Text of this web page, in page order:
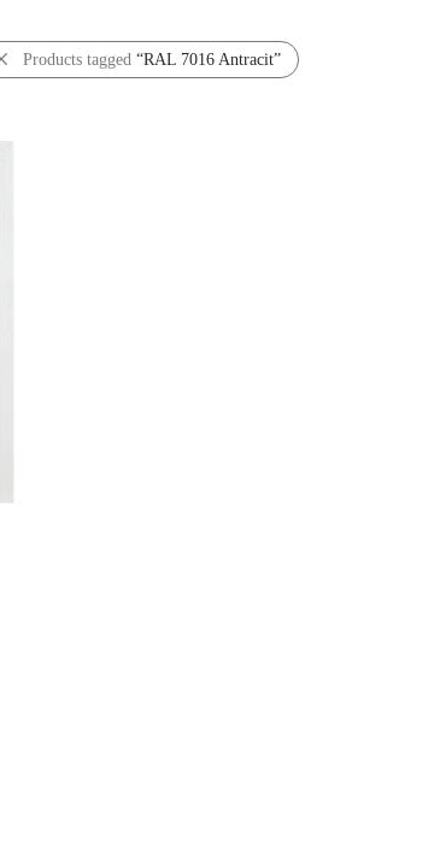
Products tagged “RAL 7016 Antracit”